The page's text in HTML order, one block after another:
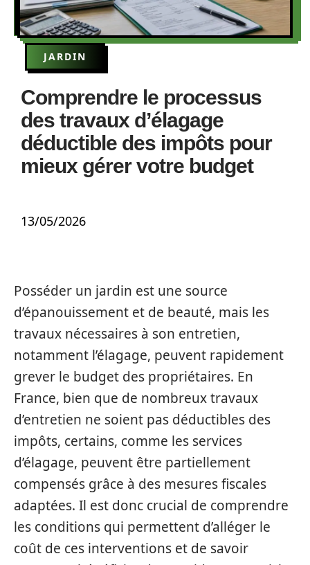
JARDIN
Comprendre le processus
des travaux d’élagage
déductible des impôts pour
mieux gérer votre budget
13/05/2026
Posséder un jardin est une source
d’épanouissement et de beauté, mais les
travaux nécessaires à son entretien,
notamment l’élagage, peuvent rapidement
grever le budget des propriétaires. En
France, bien que de nombreux travaux
d’entretien ne soient pas déductibles des
impôts, certains, comme les services
d’élagage, peuvent être partiellement
compensés grâce à des mesures fiscales
adaptées. Il est donc crucial de comprendre
les conditions qui permettent d’alléger le
coût de ces interventions et de savoir